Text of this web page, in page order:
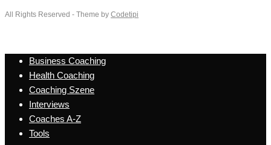
All Rights Reserved - Theme by Codetipi
Business Coaching
Health Coaching
Coaching Szene
Interviews
Coaches A-Z
Tools